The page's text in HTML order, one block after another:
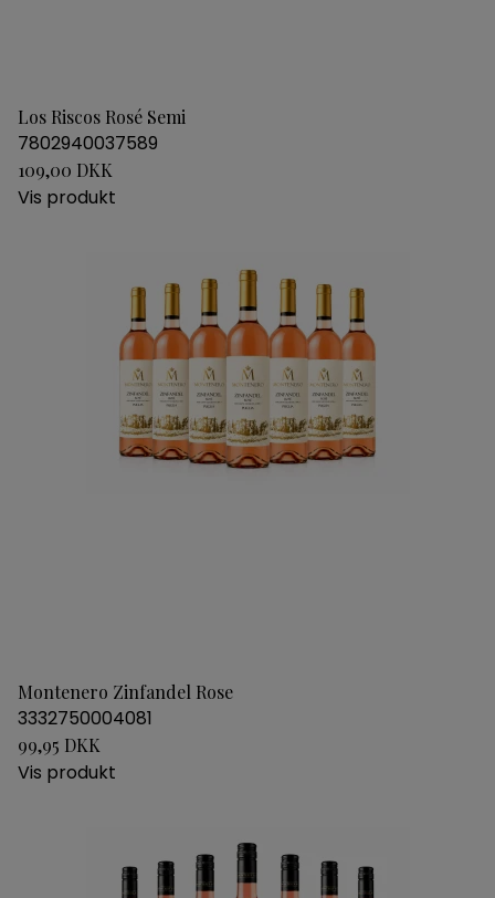
Los Riscos Rosé Semi
7802940037589
109,00 DKK
Vis produkt
Montenero Zinfandel Rose
3332750004081
99,95 DKK
Vis produkt